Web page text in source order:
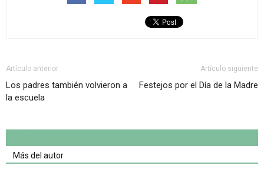
Artículo anterior
Los padres también volvieron a
la escuela
Artículo siguiente
Festejos por el Día de la Madre
Más del autor